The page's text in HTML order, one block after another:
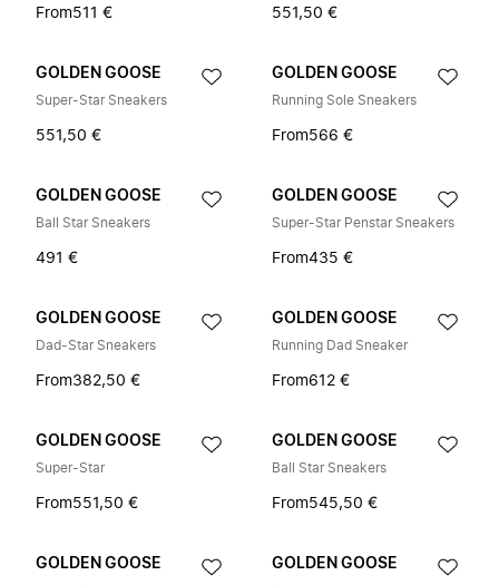
From511 € 551,50 €
GOLDEN GOOSE
Super-Star Sneakers
551,50 €
GOLDEN GOOSE
Running Sole Sneakers
From566 €
GOLDEN GOOSE
Ball Star Sneakers
491 €
GOLDEN GOOSE
Super-Star Penstar Sneakers
From435 €
GOLDEN GOOSE
Dad-Star Sneakers
From382,50 €
GOLDEN GOOSE
Running Dad Sneaker
From612 €
GOLDEN GOOSE
Super-Star
From551,50 €
GOLDEN GOOSE
Ball Star Sneakers
From545,50 €
GOLDEN GOOSE GOLDEN GOOSE